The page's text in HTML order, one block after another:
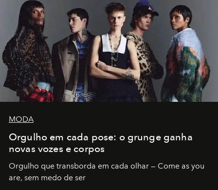
MODA
Orgulho em cada pose: o grunge ganha
novas vozes e corpos
Orgulho que transborda em cada olhar — Come as you
are, sem medo de ser